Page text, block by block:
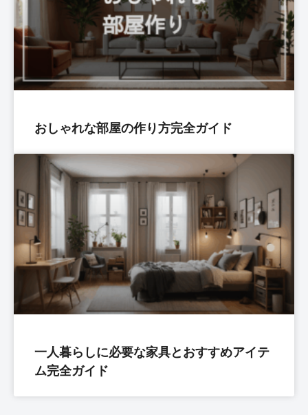
おしゃれな部屋の作り方完全ガイド
一人暮らしに必要な家具とおすすめアイテ
ム完全ガイド